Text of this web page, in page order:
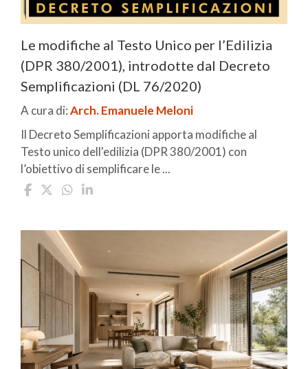
Le modifiche al Testo Unico per l’Edilizia
(DPR 380/2001), introdotte dal Decreto
Semplificazioni (DL 76/2020)
A cura di:Arch. Emanuele Meloni
Il Decreto Semplificazioni apporta modifiche al
Testo unico dell'edilizia (DPR 380/2001) con
l’obiettivo di semplificare le ...